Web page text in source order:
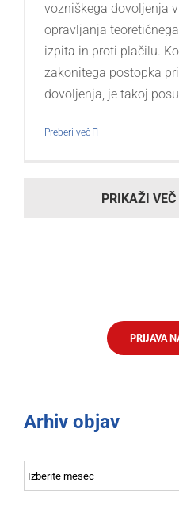
vozniškega dovoljenja
opravljanja
izpita in proti plačilu.
zakonitega postopka
dovoljenja, je takoj
Preberi več
PRIKAŽI
PRIJAVA
Arhiv objav
Arhiv
objav